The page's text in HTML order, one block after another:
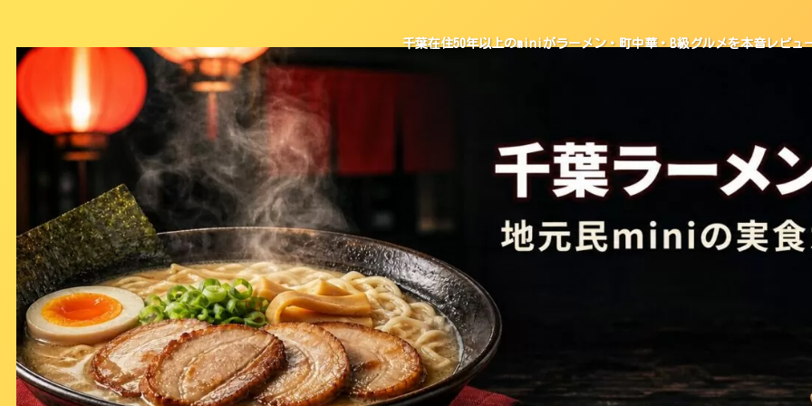
千葉在住50年以上のminiがラーメン・町中華・B級グルメを本音レビュ